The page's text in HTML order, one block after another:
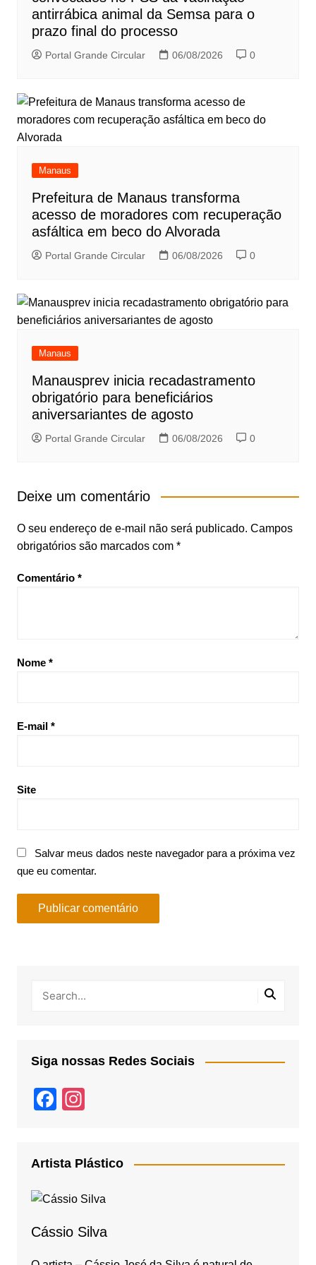
antirrábica animal da Semsa para o
prazo final do processo
Portal Grande Circular 06/08/2026 0
Manaus
Prefeitura de Manaus transforma
acesso de moradores com recuperação
asfáltica em beco do Alvorada
Portal Grande Circular 06/08/2026 0
Manaus
Manausprev inicia recadastramento
obrigatório para beneficiários
aniversariantes de agosto
Portal Grande Circular 06/08/2026 0
Deixe um comentário
O seu endereço de e-mail não será publicado. Campos
obrigatórios são marcados com *
Comentário *
Nome *
E-mail *
Site
Salvar meus dados neste navegador para a próxima vez
que eu comentar.
Siga nossas Redes Sociais
F
e
o
k
gr
a
Artista Plástico
Cássio Silva